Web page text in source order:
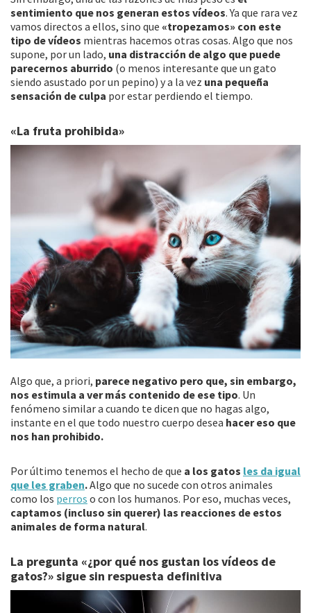
sentimiento que nos generan estos vídeos. Ya que rara vez
vamos directos a ellos, sino que «tropezamos» con este
tipo de vídeos mientras hacemos otras cosas. Algo que nos
supone, por un lado, una distracción de algo que puede
parecernos aburrido (o menos interesante que un gato
siendo asustado por un pepino) y a la vez una pequeña
sensación de culpa por estar perdiendo el tiempo.
«La fruta prohibida»
Algo que, a priori, parece negativo pero que, sin embargo,
nos estimula a ver más contenido de ese tipo. Un
fenómeno similar a cuando te dicen que no hagas algo,
instante en el que todo nuestro cuerpo desea hacer eso que
nos han prohibido.
Por último tenemos el hecho de que a los gatos les da igual
que les graben.Algo que no sucede con otros animales
como los perros o con los humanos. Por eso, muchas veces,
captamos (incluso sin querer) las reacciones de estos
animales de forma natural.
La pregunta «¿por qué nos gustan los vídeos de
gatos?» sigue sin respuesta definitiva